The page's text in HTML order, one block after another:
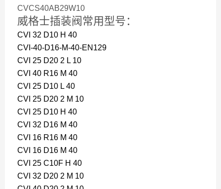
CVCS40AB29W10
威格士插装阀常用型号：
CVI 32 D10 H 40
CVI-40-D16-M-40-EN129
CVI 25 D20 2 L 10
CVI 40 R16 M 40
CVI 25 D10 L 40
CVI 25 D20 2 M 10
CVI 25 D10 H 40
CVI 32 D16 M 40
CVI 16 R16 M 40
CVI 16 D16 M 40
CVI 25 C10F H 40
CVI 32 D20 2 M 10